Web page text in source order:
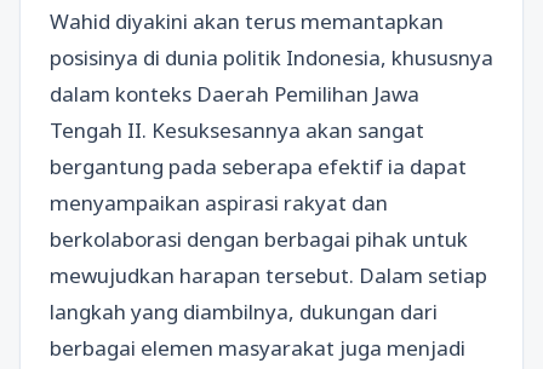
Wahid diyakini akan terus memantapkan
posisinya di dunia politik Indonesia, khususnya
dalam konteks Daerah Pemilihan Jawa
Tengah II. Kesuksesannya akan sangat
bergantung pada seberapa efektif ia dapat
menyampaikan aspirasi rakyat dan
berkolaborasi dengan berbagai pihak untuk
mewujudkan harapan tersebut. Dalam setiap
langkah yang diambilnya, dukungan dari
berbagai elemen masyarakat juga menjadi